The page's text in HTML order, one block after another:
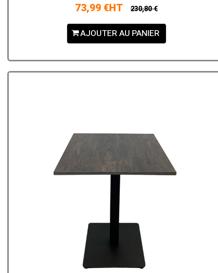
73,99 €HT 230,80 €
AJOUTER AU PANIER